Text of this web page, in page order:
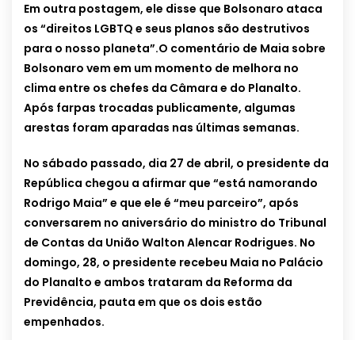
Em outra postagem, ele disse que Bolsonaro ataca
os “direitos LGBTQ e seus planos são destrutivos
para o nosso planeta”.O comentário de Maia sobre
Bolsonaro vem em um momento de melhora no
clima entre os chefes da Câmara e do Planalto.
Após farpas trocadas publicamente, algumas
arestas foram aparadas nas últimas semanas.
No sábado passado, dia 27 de abril, o presidente da
República chegou a afirmar que “está namorando
Rodrigo Maia” e que ele é “meu parceiro”, após
conversarem no aniversário do ministro do Tribunal
de Contas da União Walton Alencar Rodrigues. No
domingo, 28, o presidente recebeu Maia no Palácio
do Planalto e ambos trataram da Reforma da
Previdência, pauta em que os dois estão
empenhados.